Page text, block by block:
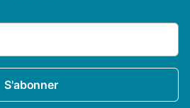
S'abonner